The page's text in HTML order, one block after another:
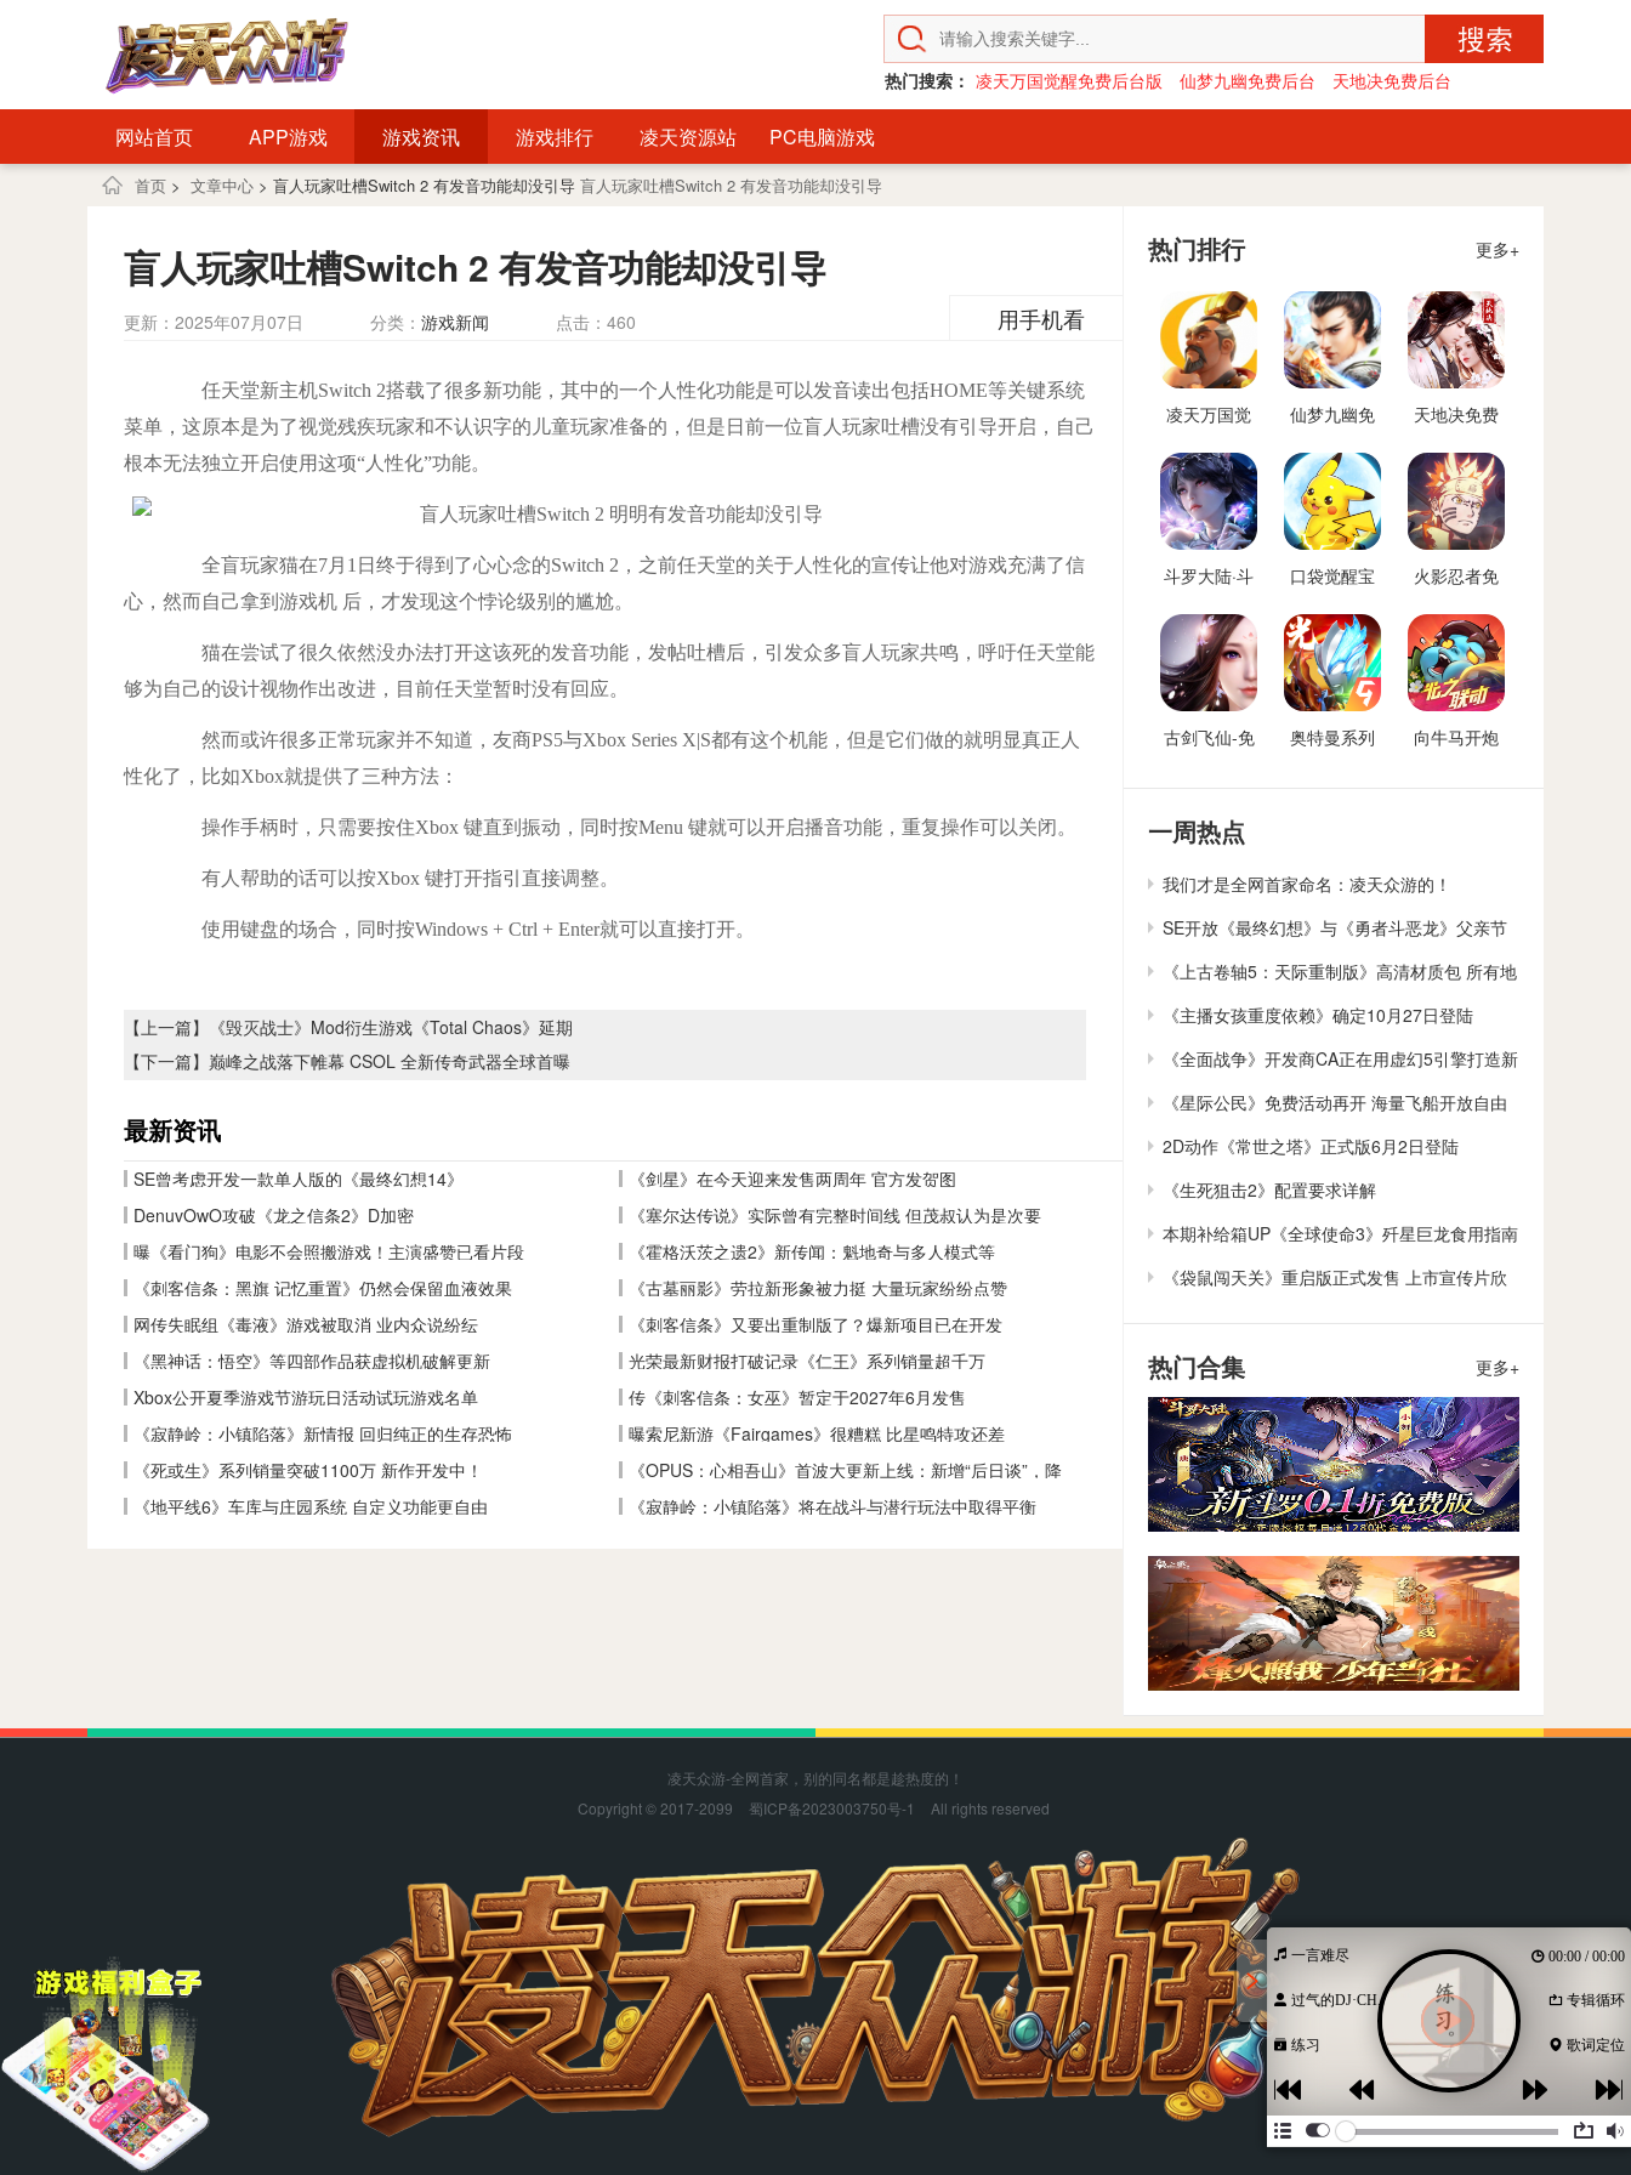
热门搜索： 凌天万国觉醒免费后台版 仙梦九幽免费后台 天地决免费后台
网站首页 APP游戏 游戏资讯 游戏排行 凌天资源站 PC电脑游戏
首页 > 文章中心 > 盲人玩家吐槽Switch 2 有发音功能却没引导 盲人玩家吐槽Switch 2 有发音功能却没引导
盲人玩家吐槽Switch 2 有发音功能却没引导
更新：2025年07月07日 分类： 游戏新闻 点击： 460 用手机看
任天堂新主机Switch 2搭载了很多新功能，其中的一个人性化功能是可以发音读出包括HOME等关键系统
菜单，这原本是为了视觉残疾玩家和不认识字的儿童玩家准备的，但是日前一位盲人玩家吐槽没有引导开启，自己
根本无法独立开启使用这项“人性化”功能。
全盲玩家猫在7月1日终于得到了心心念的Switch 2，之前任天堂的关于人性化的宣传让他对游戏充满了信
心，然而自己拿到游戏机 后，才发现这个悖论级别的尴尬。
猫在尝试了很久依然没办法打开这该死的发音功能，发帖吐槽后，引发众多盲人玩家共鸣，呼吁任天堂能
够为自己的设计视物作出改进，目前任天堂暂时没有回应。
然而或许很多正常玩家并不知道，友商PS5与Xbox Series X|S都有这个机能，但是它们做的就明显真正人
性化了，比如Xbox就提供了三种方法：
操作手柄时，只需要按住Xbox 键直到振动，同时按Menu 键就可以开启播音功能，重复操作可以关闭。
有人帮助的话可以按Xbox 键打开指引直接调整。
使用键盘的场合，同时按Windows + Ctrl + Enter就可以直接打开。
【上一篇】
《毁灭战士》Mod衍生游戏《Total Chaos》延期
【下一篇】 巅峰之战落下帷幕 CSOL 全新传奇武器全球首曝
最新资讯
SE曾考虑开发一款单人版的《最终幻想14》
《剑星》在今天迎来发售两周年 官方发贺图
DenuvOwO攻破《龙之信条2》D加密
《塞尔达传说》实际曾有完整时间线 但茂叔认为是次要
曝《看门狗》电影不会照搬游戏！主演盛赞已看片段
《霍格沃茨之遗2》新传闻：魁地奇与多人模式等
《刺客信条：黑旗 记忆重置》仍然会保留血液效果
《古墓丽影》劳拉新形象被力挺 大量玩家纷纷点赞
网传失眠组《毒液》游戏被取消 业内众说纷纭
《刺客信条》又要出重制版了？爆新项目已在开发
《黑神话：悟空》等四部作品获虚拟机破解更新
光荣最新财报打破记录《仁王》系列销量超千万
Xbox公开夏季游戏节游玩日活动试玩游戏名单
传《刺客信条：女巫》暂定于2027年6月发售
《寂静岭：小镇陷落》新情报 回归纯正的生存恐怖
曝索尼新游《Fairgames》很糟糕 比星鸣特攻还差
《死或生》系列销量突破1100万 新作开发中！
《OPUS：心相吾山》首波大更新上线：新增“后日谈”，降
《地平线6》车库与庄园系统 自定义功能更自由
《寂静岭：小镇陷落》将在战斗与潜行玩法中取得平衡
热门排行 更多+
凌天万国觉
版
仙梦九幽免
天地决免费
斗罗大陆·斗
后台版
口袋觉醒宝
费后台
火影忍者免
古剑飞仙-免
奥特曼系列
后台
向牛马开炮
向僵尸开炮
一周热点
我们才是全网首家命名：凌天众游的！
SE开放《最终幻想》与《勇者斗恶龙》父亲节
贺卡下载
《上古卷轴5：天际重制版》高清材质包 所有地
貌大修
《主播女孩重度依赖》确定10月27日登陆
Switch
《全面战争》开发商CA正在用虚幻5引擎打造新
作
《星际公民》免费活动再开 海量飞船开放自由
体验
2D动作《常世之塔》正式版6月2日登陆
Steam/Switch
《生死狙击2》配置要求详解
本期补给箱UP《全球使命3》歼星巨龙食用指南
《袋鼠闯天关》重启版正式发售 上市宣传片欣
赏
热门合集 更多+
凌天众游-全网首家，别的同名都是趁热度的！
Copyright © 2017-2099
蜀ICP备2023003750号-1 All rights reserved
一言难尽 00:00 / 00:00
过气的DJ·CH... 专辑循环
练习 歌词定位